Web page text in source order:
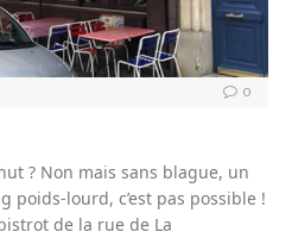
0
? Non mais sans blague, un
poids-lourd, c’est pas possible !
de la rue de La